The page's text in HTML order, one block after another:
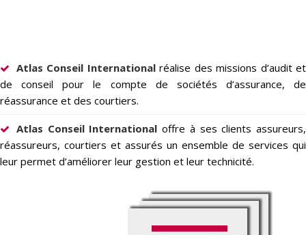
Atlas Conseil Internationalréalise des missions d’audit et
de conseil pour le compte de sociétés d’assurance, de
réassurance et des courtiers.
Atlas Conseil Internationaloffre à ses clients assureurs,
réassureurs, courtiers et assurés un ensemble de services qui
leur permet d’améliorer leur gestion et leur technicité.